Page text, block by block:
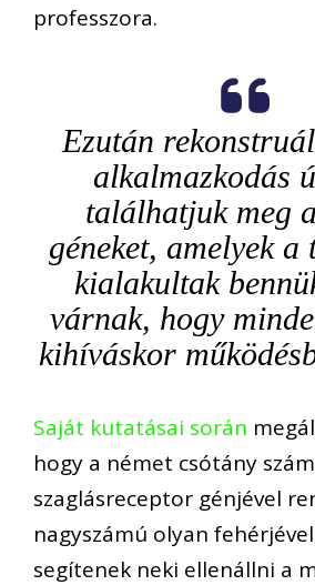
professzora.
Ezután
alkalmazkodás
találhatjuk meg
géneket, amelyek a
kialakultak
várnak, hogy
kihíváskor
Saját kutatásai során
hogy a német csótány
szaglásreceptor génjével
nagyszámú olyan
segítenek neki ellenállni a